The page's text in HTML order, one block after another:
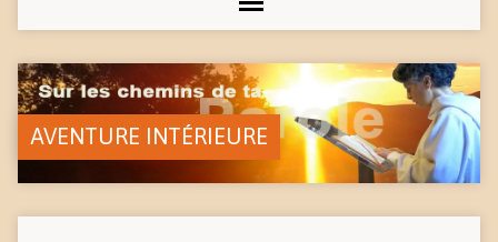
AVENTURE INTÉRIEURE